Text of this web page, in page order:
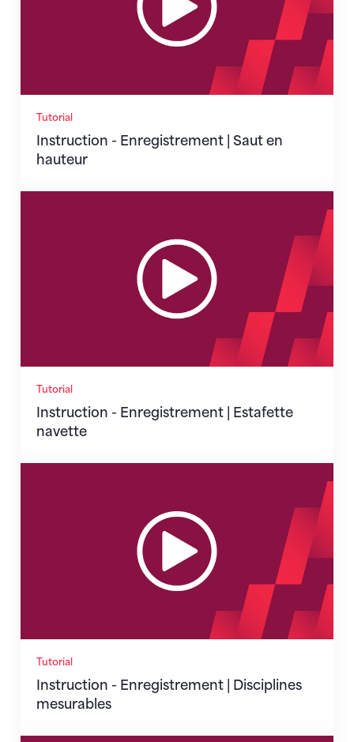
Tutorial
Instruction - Enregistrement | Saut en
hauteur
Tutorial
Instruction - Enregistrement | Estafette
navette
Tutorial
Instruction - Enregistrement | Disciplines
mesurables